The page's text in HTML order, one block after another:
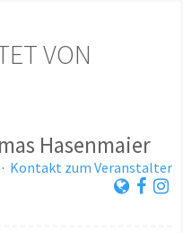
VON
Hasenmaier
· Kontakt zum Veranstalter